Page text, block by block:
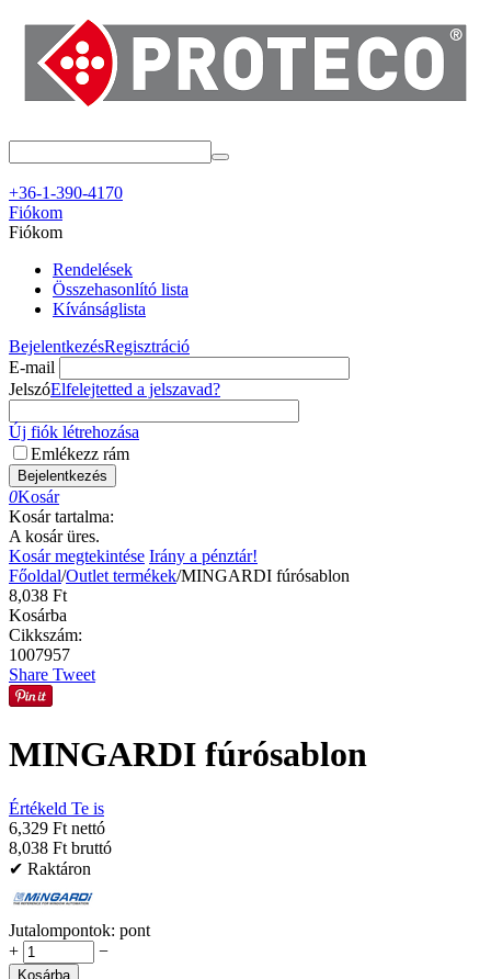
+36-1-390-4170
Fiókom
Fiókom
Rendelések
Összehasonlító lista
Kívánságlista
BejelentkezésRegisztráció
E-mail
JelszóElfelejtetted a jelszavad?
Új fiók létrehozása
Emlékezz rám
Bejelentkezés
0Kosár
Kosár tartalma:
A kosár üres.
Kosár megtekintése Irány a pénztár!
Főoldal/Outlet termékek/MINGARDI fúrósablon
8,038 Ft
Kosárba
Cikkszám:
1007957
Share Tweet
MINGARDI fúrósablon
Értékeld Te is
6,329 Ft nettó
8,038 Ft bruttó
✔ Raktáron
Jutalompontok: pont
+
−
Kosárba